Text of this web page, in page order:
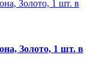
Золото, 1 шт. в